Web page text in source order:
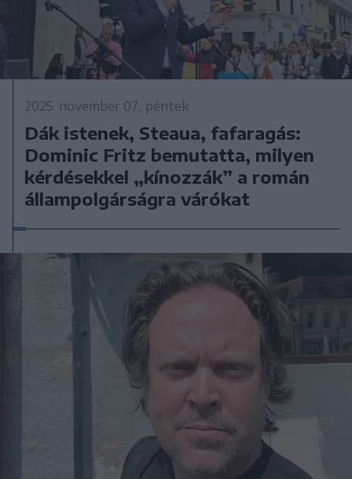
2025. november 07., péntek
Dák istenek, Steaua, fafaragás:
Dominic Fritz bemutatta, milyen
kérdésekkel „kínozzák” a román
állampolgárságra várókat